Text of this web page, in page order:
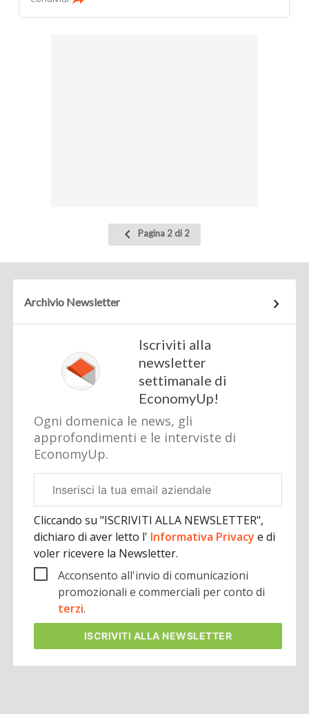
Pagina
precedente
Pagina 2 di 2
Archivio Newsletter
Iscriviti alla
newsletter
settimanale di
EconomyUp!
Ogni domenica le news, gli
approfondimenti e le interviste di
EconomyUp.
aziendale
Cliccando su "ISCRIVITI ALLA NEWSLETTER",
dichiaro di aver letto l' Informativa Privacye di
voler ricevere la Newsletter.
Acconsento all'invio di comunicazioni
promozionali e commerciali per conto di
terzi.
ISCRIVITI ALLA NEWSLETTER